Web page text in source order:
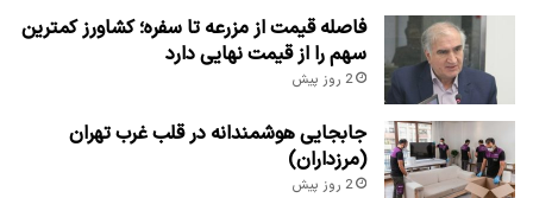
فاصله قیمت از مزرعه تا سفره؛ کشاورز کمترین
سهم را از قیمت نهایی دارد
2 روز پیش
جابجایی هوشمندانه در قلب غرب تهران
(مرزداران)
2 روز پیش